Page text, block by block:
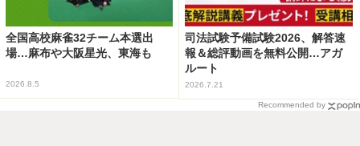
全国高校麻雀32チーム本選出
場…麻布や大阪星光、東海も
2026.8.5
司法試験予備試験2026、解答速
報＆総評動画を無料公開…アガ
ルート
2026.7.21
Recommended by